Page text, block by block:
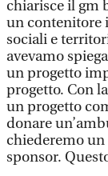
chiarisce il gm
un contenitore
sociali e
avevamo
un progetto
progetto. Con
un progetto
donare
chiederemo
sponsor.